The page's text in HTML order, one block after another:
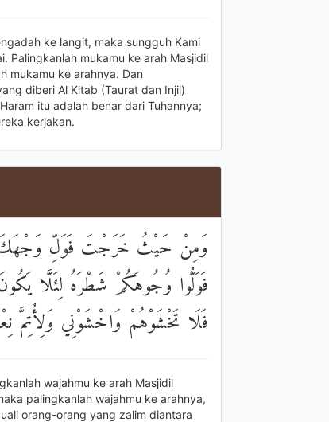
ke langit, maka sungguh Kami
Palingkanlah mukamu ke arah Masjidil
mukamu ke arahnya. Dan
diberi Al Kitab (Taurat dan Injil)
itu adalah benar dari Tuhannya;
kerjakan.
وَمِنْ حَيْثُ خَرَجْتَ فَوَلِّ وَجْهَكَ
فَوَلُّوا وُجُوهَكُمْ شَطْرَهُ لِئَلَّا
فَلَا تَخْشَوْهُمْ وَاخْشَوْنِي وَلِأُتِمَّ
wajahmu ke arah Masjidil
palingkanlah wajahmu ke arahnya,
orang-orang yang zalim diantara